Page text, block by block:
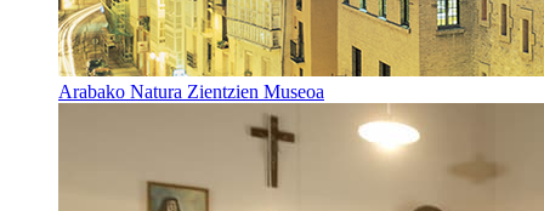
Arabako Natura Zientzien Museoa